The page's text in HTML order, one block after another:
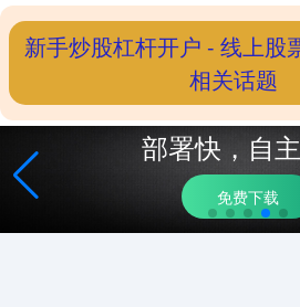
部署快，自
免费下载
新手炒股杠杆开户 - 线上股
相关话题